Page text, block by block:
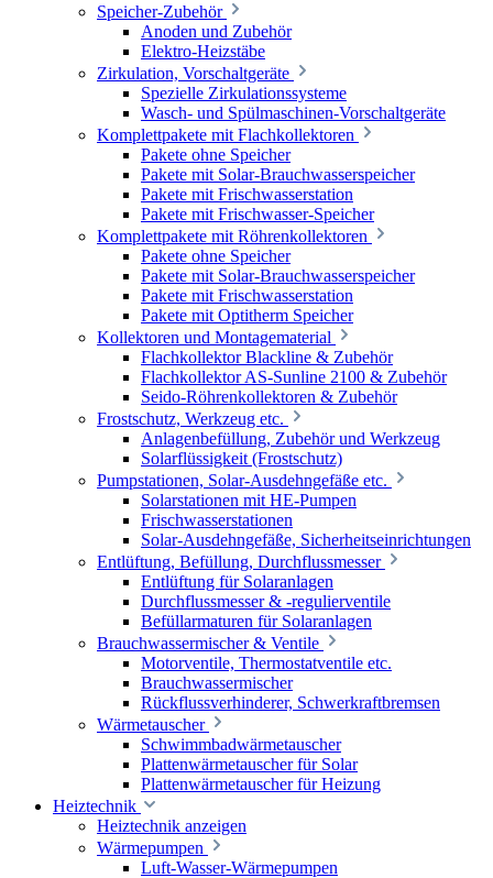
Speicher-Zubehör
Anoden und Zubehör
Elektro-Heizstäbe
Zirkulation, Vorschaltgeräte
Spezielle Zirkulationssysteme
Wasch- und Spülmaschinen-Vorschaltgeräte
Komplettpakete mit Flachkollektoren
Pakete ohne Speicher
Pakete mit Solar-Brauchwasserspeicher
Pakete mit Frischwasserstation
Pakete mit Frischwasser-Speicher
Komplettpakete mit Röhrenkollektoren
Pakete ohne Speicher
Pakete mit Solar-Brauchwasserspeicher
Pakete mit Frischwasserstation
Pakete mit Optitherm Speicher
Kollektoren und Montagematerial
Flachkollektor Blackline & Zubehör
Flachkollektor AS-Sunline 2100 & Zubehör
Seido-Röhrenkollektoren & Zubehör
Frostschutz, Werkzeug etc.
Anlagenbefüllung, Zubehör und Werkzeug
Solarflüssigkeit (Frostschutz)
Pumpstationen, Solar-Ausdehngefäße etc.
Solarstationen mit HE-Pumpen
Frischwasserstationen
Solar-Ausdehngefäße, Sicherheitseinrichtungen
Entlüftung, Befüllung, Durchflussmesser
Entlüftung für Solaranlagen
Durchflussmesser & -regulierventile
Befüllarmaturen für Solaranlagen
Brauchwassermischer & Ventile
Motorventile, Thermostatventile etc.
Brauchwassermischer
Rückflussverhinderer, Schwerkraftbremsen
Wärmetauscher
Schwimmbadwärmetauscher
Plattenwärmetauscher für Solar
Plattenwärmetauscher für Heizung
Heiztechnik
Heiztechnik anzeigen
Wärmepumpen
Luft-Wasser-Wärmepumpen